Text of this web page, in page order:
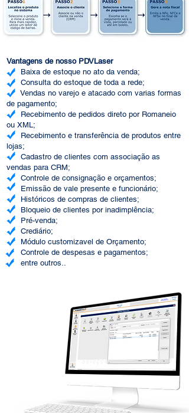
Vantagens de nosso PDVLaser
Baixa de estoque no ato da venda;
Consulta do estoque de toda a rede;
Vendas no varejo e atacado com varias formas
de pagamento;
Recebimento de pedidos direto por Romaneio
ou XML;
Recebimento e transferência de produtos entre
lojas;
Cadastro de clientes com associação as
vendas para CRM;
Controle de consignação e orçamentos;
Emissão de vale presente e funcionário;
Históricos de compras de clientes;
Bloqueio de clientes por inadimplência;
Pré-venda;
Crediário;
Módulo customizavel de Orçamento;
Controle de despesas e pagamentos;
entre outros..